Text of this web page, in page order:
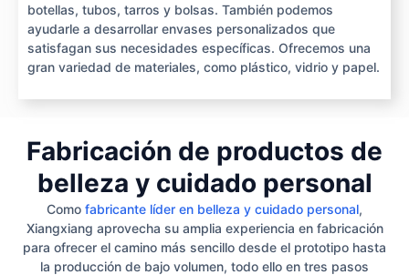
botellas, tubos, tarros y bolsas. También podemos
ayudarle a desarrollar envases personalizados que
satisfagan sus necesidades específicas. Ofrecemos una
gran variedad de materiales, como plástico, vidrio y papel.
Fabricación de productos de
belleza y cuidado personal
Como fabricante líder en belleza y cuidado personal,
Xiangxiang aprovecha su amplia experiencia en fabricación
para ofrecer el camino más sencillo desde el prototipo hasta
la producción de bajo volumen, todo ello en tres pasos